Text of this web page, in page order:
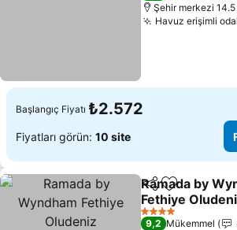
Şehir merkezi
Havuz erişimli
Başlangıç Fiyatı ₺2.572
Fiyatları görün: 10 site
Paylaş
Ramada by
Fethiye
Fiyatları görün
4 Yıldız
9,2 Mükemmel